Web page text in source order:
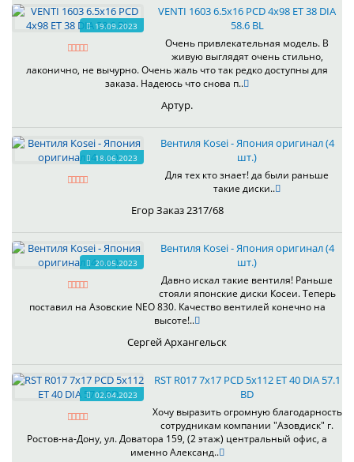
19.09.2023
VENTI 1603 6.5x16 PCD 4x98 ET 38 DIA
58.6 BL
Очень привлекательная модель. В
живую выглядят очень стильно,
лаконично, не вычурно. Очень жаль что так редко доступны для
заказа. Надеюсь что снова п..
Артур.
18.06.2023
Вентиля Kosei - Япония оригинал (4
шт.)
Для тех кто знает! да были раньше
такие диски..
Егор Заказ 2317/68
20.05.2023
Вентиля Kosei - Япония оригинал (4
шт.)
Давно искал такие вентиля! Раньше
стояли японские диски Косеи. Теперь
поставил на Азовские NEO 830. Качество вентилей конечно на
высоте!..
Сергей Архангельск
02.04.2023
RST R017 7x17 PCD 5x112 ET 40 DIA 57.1
BD
Хочу выразить огромную благодарность
сотрудникам компании "Азовдиск" г.
Ростов-на-Дону, ул. Доватора 159, (2 этаж) центральный офис, а
именно Александ..